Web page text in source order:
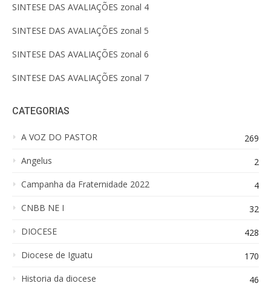
SINTESE DAS AVALIAÇÕES zonal 4
SINTESE DAS AVALIAÇÕES zonal 5
SINTESE DAS AVALIAÇÕES zonal 6
SINTESE DAS AVALIAÇÕES zonal 7
CATEGORIAS
A VOZ DO PASTOR
269
Angelus
2
Campanha da Fraternidade 2022
4
CNBB NE I
32
DIOCESE
428
Diocese de Iguatu
170
Historia da diocese
46